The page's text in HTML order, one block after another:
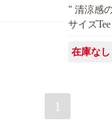
" 清涼感
サイズ
在庫なし
1